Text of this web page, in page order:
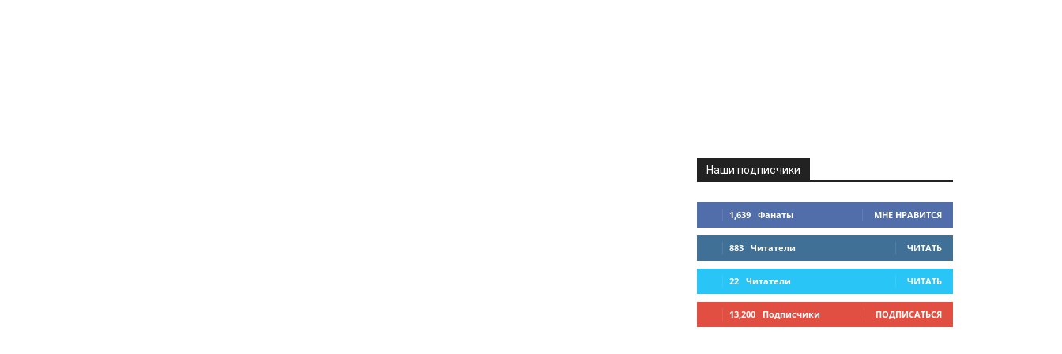
Наши подписчики
1,639 Фанаты МНЕ НРАВИТСЯ
883 Читатели ЧИТАТЬ
22 Читатели ЧИТАТЬ
13,200 Подписчики ПОДПИСАТЬСЯ